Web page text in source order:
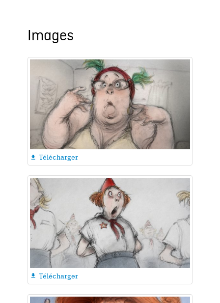
Images
 Télécharger
 Télécharger